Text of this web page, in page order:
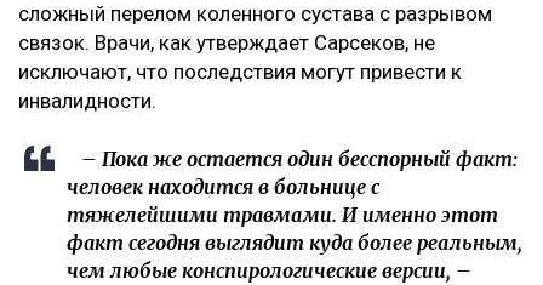
сложный перелом коленного сустава с разрывом
связок. Врачи, как утверждает Сарсеков, не
исключают, что последствия могут привести к
инвалидности.
– Пока же остается один бесспорный факт:
человек находится в больнице с
тяжелейшими травмами. И именно этот
факт сегодня выглядит куда более реальным,
чем любые конспирологические версии, –